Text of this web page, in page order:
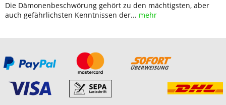
Die Dämonenbeschwörung gehört zu den mächtigsten, aber
auch gefährlichsten Kenntnissen der... mehr